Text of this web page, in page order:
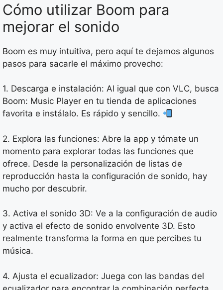
Cómo utilizar Boom para
mejorar el sonido
Boom es muy intuitiva, pero aquí te dejamos algunos
pasos para sacarle el máximo provecho:
1. Descarga e instalación: Al igual que con VLC, busca
Boom: Music Player en tu tienda de aplicaciones
favorita e instálalo. Es rápido y sencillo.
2. Explora las funciones: Abre la app y tómate un
momento para explorar todas las funciones que
ofrece. Desde la personalización de listas de
reproducción hasta la configuración de sonido, hay
mucho por descubrir.
3. Activa el sonido 3D: Ve a la configuración de audio
y activa el efecto de sonido envolvente 3D. Esto
realmente transforma la forma en que percibes tu
música.
4. Ajusta el ecualizador: Juega con las bandas del